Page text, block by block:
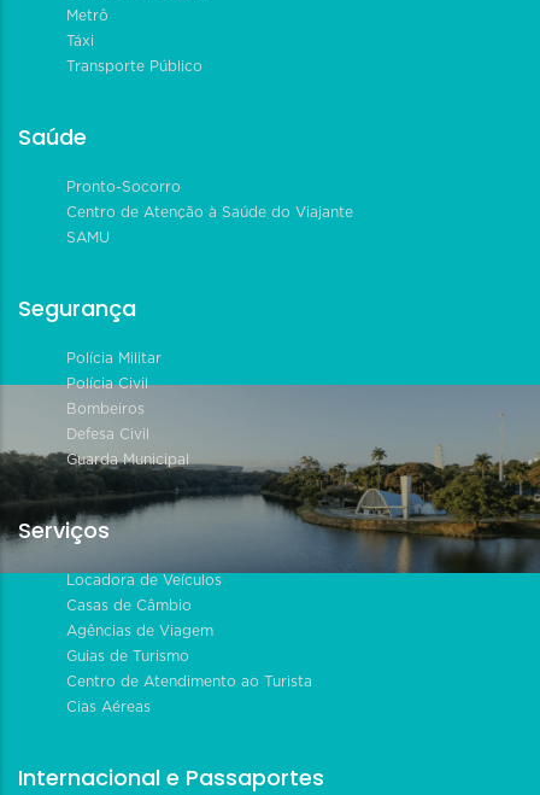
Metrô
Táxi
Transporte Público
Saúde
Pronto-Socorro
Centro de Atenção à Saúde do Viajante
SAMU
Segurança
Polícia Militar
Polícia Civil
Bombeiros
Defesa Civil
Guarda Municipal
Serviços
Locadora de Veículos
Casas de Câmbio
Agências de Viagem
Guias de Turismo
Centro de Atendimento ao Turista
Cias Aéreas
Internacional e Passaportes